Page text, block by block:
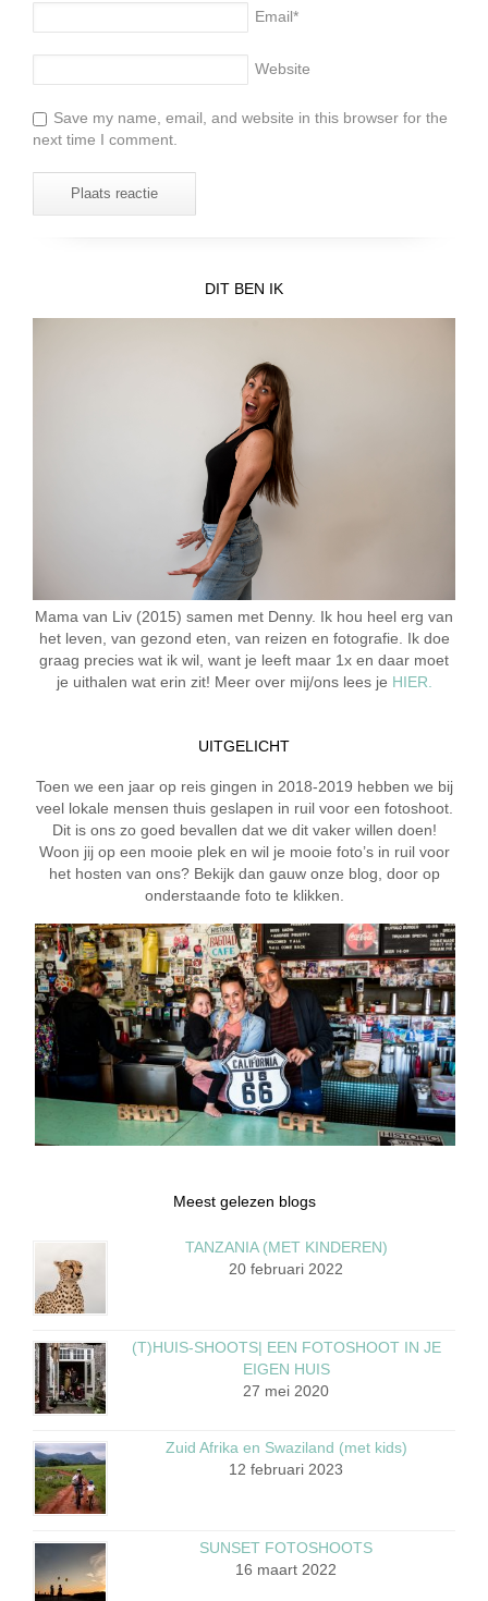
Email*
Website
Save my name, email, and website in this browser for the
next time I comment.
DIT BEN IK
Mama van Liv (2015) samen met Denny. Ik hou heel erg van
het leven, van gezond eten, van reizen en fotografie. Ik doe
graag precies wat ik wil, want je leeft maar 1x en daar moet
je uithalen wat erin zit! Meer over mij/ons lees je HIER.
UITGELICHT
Toen we een jaar op reis gingen in 2018-2019 hebben we bij
veel lokale mensen thuis geslapen in ruil voor een fotoshoot.
Dit is ons zo goed bevallen dat we dit vaker willen doen!
Woon jij op een mooie plek en wil je mooie foto’s in ruil voor
het hosten van ons? Bekijk dan gauw onze blog, door op
onderstaande foto te klikken.
Meest gelezen blogs
TANZANIA (MET KINDEREN)
20 februari 2022
(T)HUIS-SHOOTS| EEN FOTOSHOOT IN JE
EIGEN HUIS
27 mei 2020
Zuid Afrika en Swaziland (met kids)
12 februari 2023
SUNSET FOTOSHOOTS
16 maart 2022